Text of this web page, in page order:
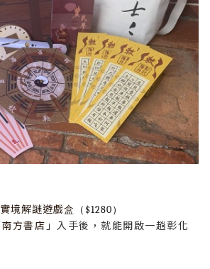
境解謎遊戲盒 （ $1280 ）
南方書店 」入手後，就能開啟一趟彰化